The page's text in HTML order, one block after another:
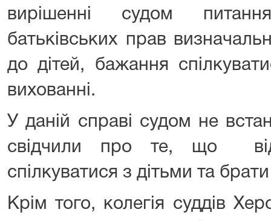
вирішенні судом
батьківських прав
до дітей, бажання
вихованні.
У даній справі судом не
свідчили про те, що
спілкуватися з дітьми та
Крім того, колегія суддів